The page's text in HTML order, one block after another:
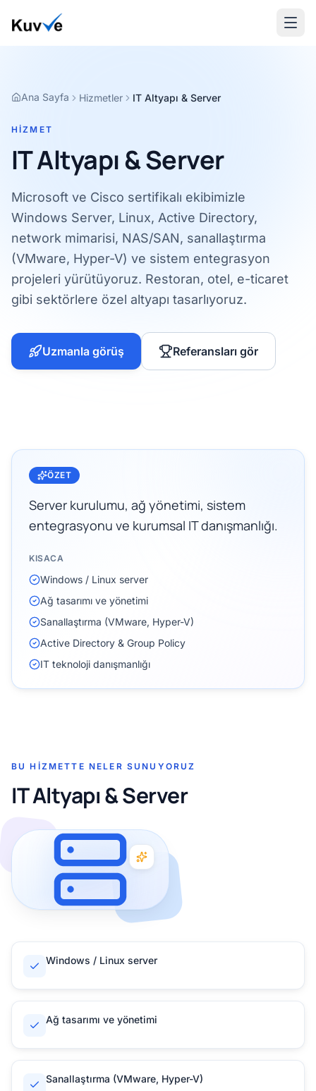
Ana Sayfa Hizmetler IT Altyapı & Server
HIZMET
IT Altyapı & Server
Microsoft ve Cisco sertifikalı ekibimizle
Windows Server, Linux, Active Directory,
network mimarisi, NAS/SAN, sanallaştırma
(VMware, Hyper-V) ve sistem entegrasyon
projeleri yürütüyoruz. Restoran, otel, e-ticaret
gibi sektörlere özel altyapı tasarlıyoruz.
Uzmanla görüş Referansları gör
ÖZET
Server kurulumu, ağ yönetimi, sistem
entegrasyonu ve kurumsal IT danışmanlığı.
KISACA
Windows / Linux server
Ağ tasarımı ve yönetimi
Sanallaştırma (VMware, Hyper-V)
Active Directory & Group Policy
IT teknoloji danışmanlığı
BU HIZMETTE NELER SUNUYORUZ
IT Altyapı & Server
Windows / Linux server
Ağ tasarımı ve yönetimi
Sanallaştırma (VMware, Hyper-V)